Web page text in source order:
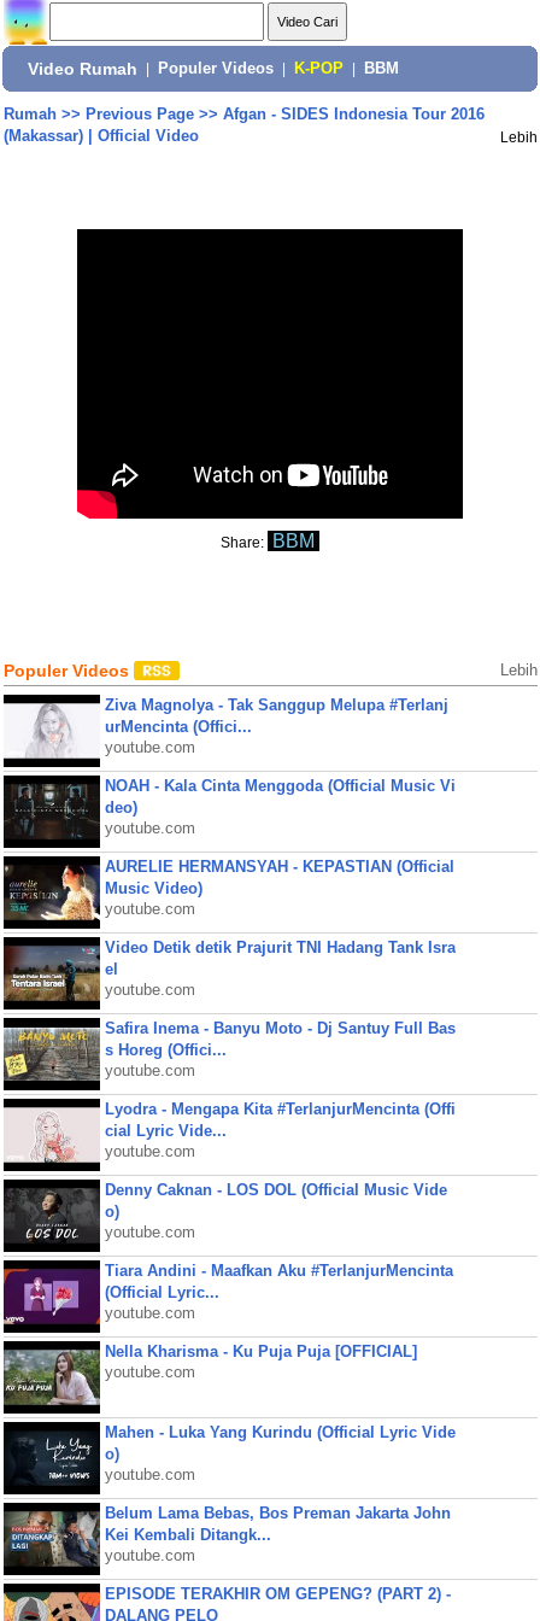
Video Rumah Populer Videos K-POP BBM
Rumah>> Previous Page>> Afgan - SIDES Indonesia Tour 2016
(Makassar) | Official Video
Lebih
Share: BBM
Populer Videos Lebih
Ziva Magnolya - Tak Sanggup Melupa #Terlanj
urMencinta (Offici...
youtube.com
NOAH - Kala Cinta Menggoda (Official Music Vi
deo)
youtube.com
AURELIE HERMANSYAH - KEPASTIAN (Official
Music Video)
youtube.com
Video Detik detik Prajurit TNI Hadang Tank Isra
el
youtube.com
Safira Inema - Banyu Moto - Dj Santuy Full Bas
s Horeg (Offici...
youtube.com
Lyodra - Mengapa Kita #TerlanjurMencinta (Offi
cial Lyric Vide...
youtube.com
Denny Caknan - LOS DOL (Official Music Vide
o)
youtube.com
Tiara Andini - Maafkan Aku #TerlanjurMencinta
(Official Lyric...
youtube.com
Nella Kharisma - Ku Puja Puja [OFFICIAL]
youtube.com
Mahen - Luka Yang Kurindu (Official Lyric Vide
o)
youtube.com
Belum Lama Bebas, Bos Preman Jakarta John
Kei Kembali Ditangk...
youtube.com
EPISODE TERAKHIR OM GEPENG? (PART 2) -
DALANG PELO